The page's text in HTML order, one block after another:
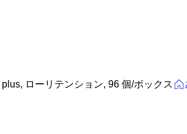
ローリテンション, 96 個/ボックス